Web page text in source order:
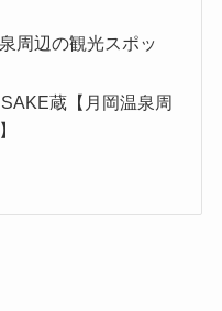
周辺の観光スポッ
蔵【月岡温泉周